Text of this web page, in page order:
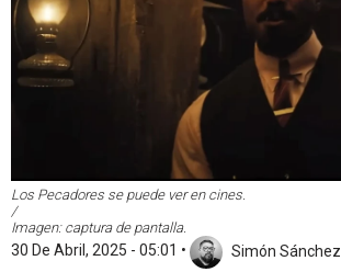
Los Pecadores se puede ver en cines.
/
Imagen: captura de pantalla.
30 De Abril, 2025 - 05:01 • Simón Sánchez